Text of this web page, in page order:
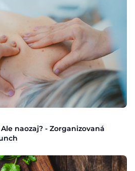
naozaj? - Zorganizovaná